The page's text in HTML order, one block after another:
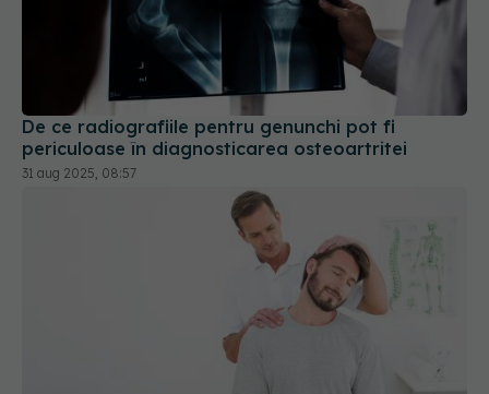
De ce radiografiile pentru genunchi pot fi
periculoase în diagnosticarea osteoartritei
31 aug 2025, 08:57